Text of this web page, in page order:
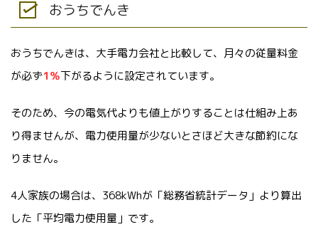
おうちでんき
おうちでんきは、大手電力会社と比較して、月々の従量料金
が必ず1％下がるように設定されています。
そのため、今の電気代よりも値上がりすることは仕組み上あ
り得ませんが、電力使用量が少ないとさほど大きな節約にな
りません。
4人家族の場合は、368kWhが「総務省統計データ」より算出
した「平均電力使用量」です。